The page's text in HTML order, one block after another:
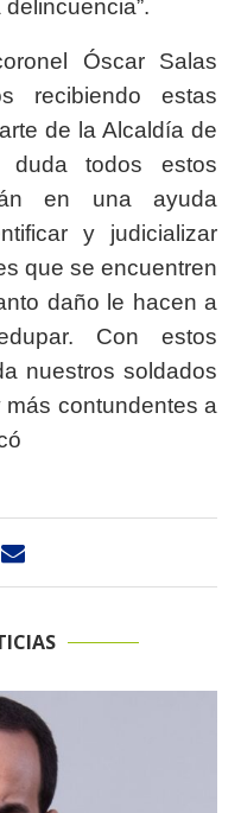
Óscar Salas
recibiendo estas
de la Alcaldía de
duda todos estos
en una ayuda
y judicializar
que se encuentren
daño le hacen a
Con estos
nuestros soldados
contundentes a